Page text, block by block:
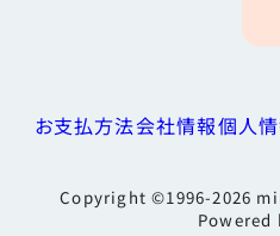
お支払方法会社情報個人
Copyright ©1996-2026
Powered